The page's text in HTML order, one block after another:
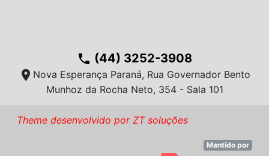
phone (44) 3252-3908
location_on Nova Esperança Paraná, Rua Governador Bento
Munhoz da Rocha Neto, 354 - Sala 101
Theme desenvolvido por ZT soluções
Mantido por